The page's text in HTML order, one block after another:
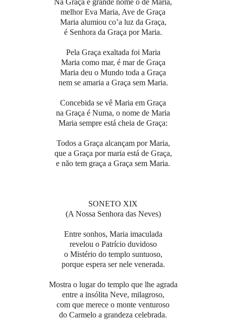
Na Graça é grande nome o de Maria,
melhor Eva Maria, Ave de Graça
Maria alumiou co’a luz da Graça,
é Senhora da Graça por Maria.
Pela Graça exaltada foi Maria
Maria como mar, é mar de Graça
Maria deu o Mundo toda a Graça
nem se amaria a Graça sem Maria.
Concebida se vê Maria em Graça
na Graça é Numa, o nome de Maria
Maria sempre está cheia de Graça:
Todos a Graça alcançam por Maria,
que a Graça por maria está de Graça,
e não tem graça a Graça sem Maria.
SONETO XIX
(A Nossa Senhora das Neves)
Entre sonhos, Maria imaculada
revelou o Patrício duvidoso
o Mistério do templo suntuoso,
porque espera ser nele venerada.
Mostra o lugar do templo que lhe agrada
entre a insólita Neve, milagroso,
com que merece o monte venturoso
do Carmelo a grandeza celebrada.